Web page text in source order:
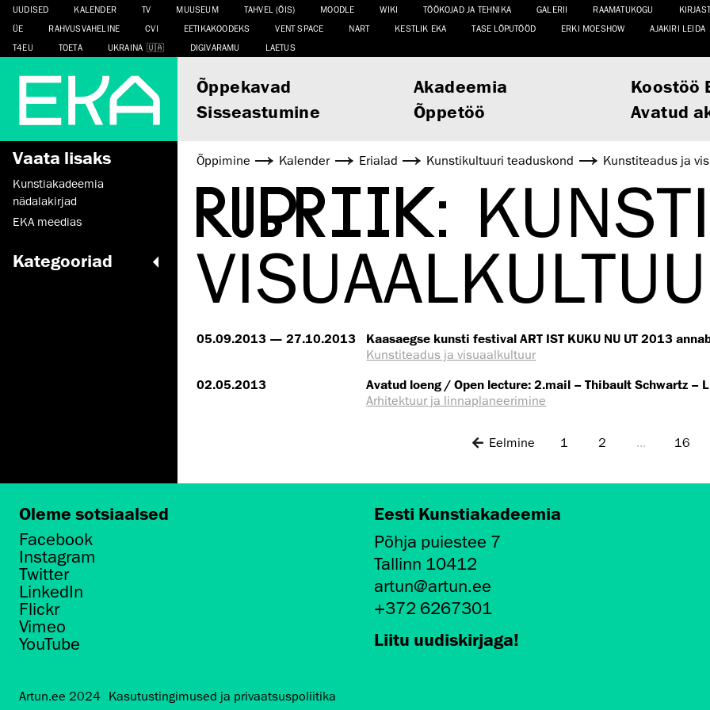
UUDISED KALENDER TV MUUSEUM TAHVEL (ÕIS) MOODLE WIKI TÖÖKOJAD JA TEHNIKA GALERII RAAMATUKOGU
ÜE
RAHVUSVAHELINE CVI EETIKAKOODEKS VENT SPACE NART KESTLIK EKA TASE LÕPUTÖÖD ERKI MOESHOW
AJAKIRI LEIDA
T4EU
TOETA UKRAINA DIGIVARAMU LAETUS
Õppekavad Akadeemia Koostöö
Sisseastumine
Õppetöö Avatud
Vaata lisaks
Kunstiakadeemia
nädalakirjad
EKA meedias
Kategooriad
Õppimine Kalender Erialad Kunsti­kultuuri teaduskond Kunstiteadus ja
RUBRIIK:
05.09.2013 — 27.10.2013 Kaasaegse kunsti festival ART IST KUKU NU UT 2013
Kunstiteadus ja visuaalkultuur
02.05.2013 Avatud loeng / Open lecture: 2.mail – Thibault Schwartz –
Arhitektuur ja linnaplaneerimine
Eelmine 1 2 ... 16
Oleme sotsiaalsed
Facebook
Instagram
Twitter
LinkedIn
Flickr
Vimeo
YouTube
Eesti Kunstiakadeemia
Põhja puiestee 7
Tallinn 10412
artun@artun.ee
+372 6267301
Liitu uudiskirjaga!
Artun.ee 2024 Kasutustingimused ja privaatsuspoliitika